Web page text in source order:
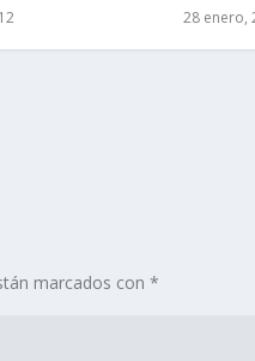
28 enero,
marcados con*